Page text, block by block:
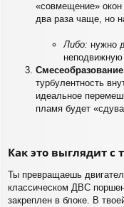
«совмещение»
два раза чаще, но
Либо: нужно
турбулентность
идеальное
пламя будет
Как это выглядит с
Ты превращаешь
классическом ДВС
закреплен в блоке. В